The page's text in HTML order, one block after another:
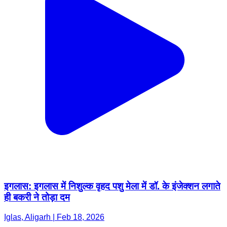
इगलास: इगलास में निशुल्क वृहद पशु मेला में डॉ. के इंजेक्शन लगाते
ही बकरी ने तोड़ा दम